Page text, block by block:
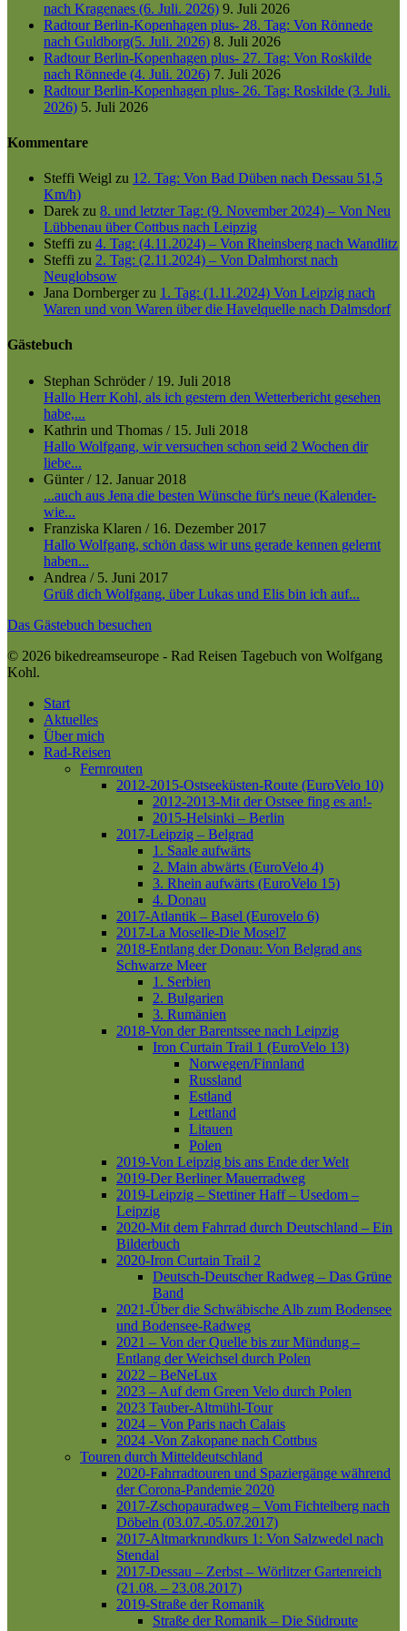
nach Kragenaes (6. Juli. 2026) 9. Juli 2026
Radtour Berlin-Kopenhagen plus- 28. Tag: Von Rönnede
nach Guldborg(5. Juli. 2026) 8. Juli 2026
Radtour Berlin-Kopenhagen plus- 27. Tag: Von Roskilde
nach Rönnede (4. Juli. 2026) 7. Juli 2026
Radtour Berlin-Kopenhagen plus- 26. Tag: Roskilde (3. Juli.
2026) 5. Juli 2026
Kommentare
Steffi Weigl zu 12. Tag: Von Bad Düben nach Dessau 51,5
Km/h)
Darek zu 8. und letzter Tag: (9. November 2024) – Von Neu
Lübbenau über Cottbus nach Leipzig
Steffi zu 4. Tag: (4.11.2024) – Von Rheinsberg nach Wandlitz
Steffi zu 2. Tag: (2.11.2024) – Von Dalmhorst nach
Neuglobsow
Jana Dornbergerzu 1. Tag: (1.11.2024) Von Leipzig nach
Waren und von Waren über die Havelquelle nach Dalmsdorf
Gästebuch
Stephan Schröder/ 19. Juli 2018
Hallo Herr Kohl, als ich gestern den Wetterbericht gesehen
habe,...
Kathrin und Thomas / 15. Juli 2018
Hallo Wolfgang, wir versuchen schon seid 2 Wochen dir
liebe...
Günter/ 12. Januar 2018
...auch aus Jena die besten Wünsche für's neue (Kalender-
wie...
Franziska Klaren / 16. Dezember 2017
Hallo Wolfgang, schön dass wir uns gerade kennen gelernt
haben...
Andrea / 5. Juni 2017
Grüß dich Wolfgang, über Lukas und Elis bin ich auf...
Das Gästebuch besuchen
© 2026 bikedreamseurope - Rad Reisen Tagebuch von Wolfgang
Kohl.
Close
Menu
Start
Aktuelles
Über mich
Rad-Reisen
Fernrouten
2012-2015-Ostseeküsten-Route (EuroVelo 10)
2012-2013-Mit der Ostsee fing es an!-
2015-Helsinki – Berlin
2017-Leipzig – Belgrad
1. Saale aufwärts
2. Main abwärts (EuroVelo 4)
3. Rhein aufwärts (EuroVelo 15)
4. Donau
2017-Atlantik – Basel (Eurovelo 6)
2017-La Moselle-Die Mosel7
2018-Entlang der Donau: Von Belgrad ans
Schwarze Meer
1. Serbien
2. Bulgarien
3. Rumänien
2018-Von der Barentssee nach Leipzig
Iron Curtain Trail 1 (EuroVelo 13)
Norwegen/Finnland
Russland
Estland
Lettland
Litauen
Polen
2019-Von Leipzig bis ans Ende der Welt
2019-Der Berliner Mauerradweg
2019-Leipzig – Stettiner Haff – Usedom –
Leipzig
2020-Mit dem Fahrrad durch Deutschland – Ein
Bilderbuch
2020-Iron Curtain Trail 2
Deutsch-Deutscher Radweg – Das Grüne
Band
2021-Über die Schwäbische Alb zum Bodensee
und Bodensee-Radweg
2021 – Von der Quelle bis zur Mündung –
Entlang der Weichsel durch Polen
2022 – BeNeLux
2023 – Auf dem Green Velo durch Polen
2023 Tauber-Altmühl-Tour
2024 – Von Paris nach Calais
2024 -Von Zakopane nach Cottbus
Touren durch Mitteldeutschland
2020-Fahrradtouren und Spaziergänge während
der Corona-Pandemie 2020
2017-Zschopauradweg – Vom Fichtelberg nach
Döbeln (03.07.-05.07.2017)
2017-Altmarkrundkurs 1: Von Salzwedel nach
Stendal
2017-Dessau – Zerbst – Wörlitzer Gartenreich
(21.08. – 23.08.2017)
2019-Straße der Romanik
Straße der Romanik – Die Südroute